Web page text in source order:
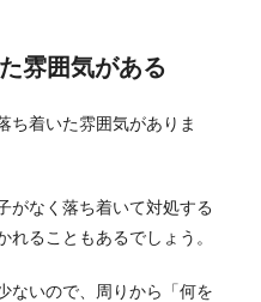
雰囲気がある
ち着いた雰囲気がありま
がなく落ち着いて対処する
れることもあるでしょう。
ないので、周りから「何を